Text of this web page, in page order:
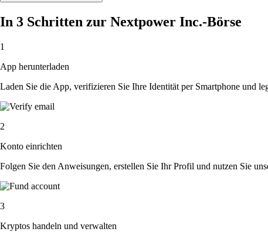
In 3 Schritten zur Nextpower Inc.-Börse
1
App herunterladen
Laden Sie die App, verifizieren Sie Ihre Identität per Smartphone und
2
Konto einrichten
Folgen Sie den Anweisungen, erstellen Sie Ihr Profil und nutzen Sie
3
Kryptos handeln und verwalten